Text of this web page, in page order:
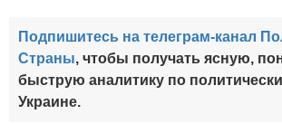
Подпишитесь на телеграм-канал
Страны, чтобы получать ясную,
быструю аналитику по
Украине.